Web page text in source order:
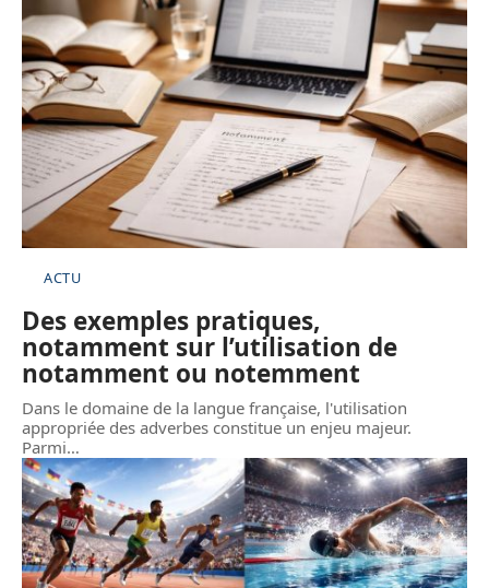
ACTU
Des exemples pratiques,
notamment sur l’utilisation de
notamment ou notemment
Dans le domaine de la langue française, l'utilisation
appropriée des adverbes constitue un enjeu majeur.
Parmi…